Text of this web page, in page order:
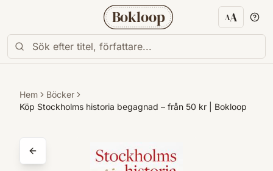
Bokloop AA
Hem
Böcker
Köp Stockholms historia begagnad – från 50 kr | Bokloop